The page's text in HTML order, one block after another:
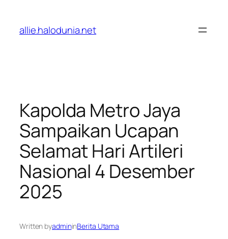
konten
allie.halodunia.net
Kapolda Metro Jaya
Sampaikan Ucapan
Selamat Hari Artileri
Nasional 4 Desember
2025
Written byadmininBerita Utama